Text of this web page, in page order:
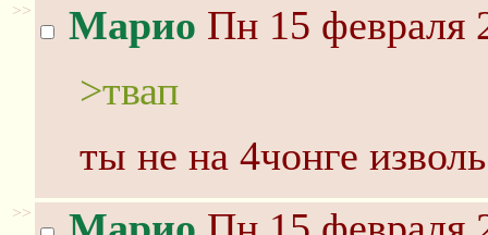
>> Марио Пн 15 февраля
>твап
ты не на 4чонге
>>